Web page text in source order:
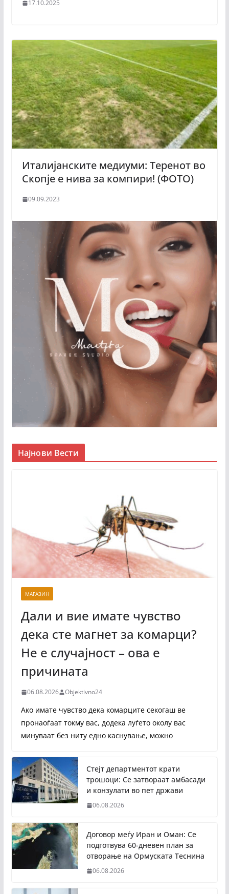
17.10.2025
Италијанските медиуми: Теренот во
Скопје е нива за компири! (ФОТО)
09.09.2023
Најнови Вести
МАГАЗИН
Дали и вие имате чувство
дека сте магнет за комарци?
Не е случајност – ова е
причината
06.08.2026 Objektivno24
Ако имате чувство дека комарците секогаш ве
пронаоѓаат токму вас, додека луѓето околу вас
минуваат без ниту едно каснување, можно
Стејт департментот крати
трошоци: Се затвораат амбасади
и конзулати во пет држави
06.08.2026
Договор меѓу Иран и Оман: Се
подготвува 60-дневен план за
отворање на Ормуската Теснина
06.08.2026